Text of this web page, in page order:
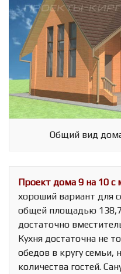
Общий вид
Проект дома 9 на 10
хороший вариант для
общей площадью
достаточно
Кухня достаточна не
обедов в кругу семьи,
количества гостей.